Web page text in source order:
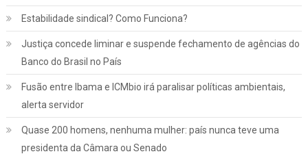
Estabilidade sindical? Como Funciona?
Justiça concede liminar e suspende fechamento de agências do
Banco do Brasil no País
Fusão entre Ibama e ICMbio irá paralisar políticas ambientais,
alerta servidor
Quase 200 homens, nenhuma mulher: país nunca teve uma
presidenta da Câmara ou Senado
INSS: confira como vai funcionar a
revisão da vida toda, aprovada pelo STF